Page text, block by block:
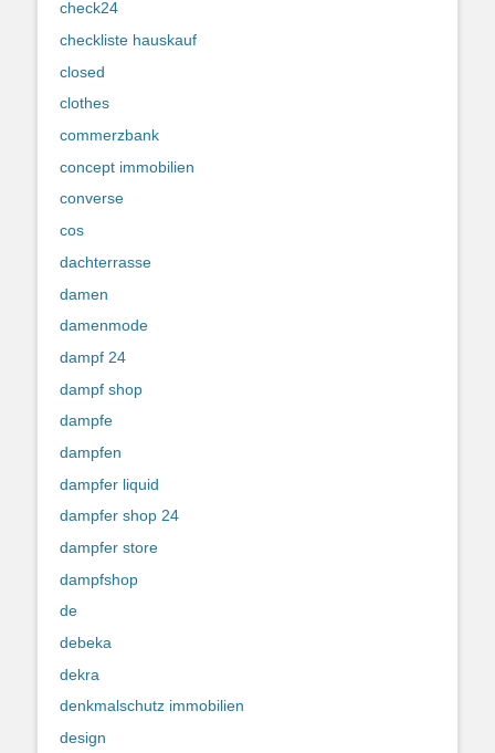
check24
checkliste hauskauf
closed
clothes
commerzbank
concept immobilien
converse
cos
dachterrasse
damen
damenmode
dampf 24
dampf shop
dampfe
dampfen
dampfer liquid
dampfer shop 24
dampfer store
dampfshop
de
debeka
dekra
denkmalschutz immobilien
design